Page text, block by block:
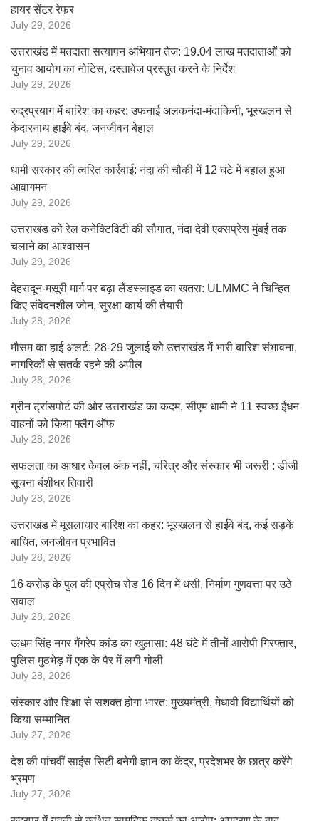
हायर सेंटर रेफर
July 29, 2026
उत्तराखंड में मतदाता सत्यापन अभियान तेज: 19.04 लाख मतदाताओं को
चुनाव आयोग का नोटिस, दस्तावेज प्रस्तुत करने के निर्देश
July 29, 2026
रुद्रप्रयाग में बारिश का कहर: उफनाई अलकनंदा-मंदाकिनी, भूस्खलन से
केदारनाथ हाईवे बंद, जनजीवन बेहाल
July 29, 2026
धामी सरकार की त्वरित कार्रवाई: नंदा की चौकी में 12 घंटे में बहाल हुआ
आवागमन
July 29, 2026
उत्तराखंड को रेल कनेक्टिविटी की सौगात, नंदा देवी एक्सप्रेस मुंबई तक
चलाने का आश्वासन
July 29, 2026
देहरादून-मसूरी मार्ग पर बढ़ा लैंडस्लाइड का खतरा: ULMMC ने चिन्हित
किए संवेदनशील जोन, सुरक्षा कार्य की तैयारी
July 28, 2026
मौसम का हाई अलर्ट: 28-29 जुलाई को उत्तराखंड में भारी बारिश संभावना,
नागरिकों से सतर्क रहने की अपील
July 28, 2026
ग्रीन ट्रांसपोर्ट की ओर उत्तराखंड का कदम, सीएम धामी ने 11 स्वच्छ ईंधन
वाहनों को किया फ्लैग ऑफ
July 28, 2026
सफलता का आधार केवल अंक नहीं, चरित्र और संस्कार भी जरूरी : डीजी
सूचना बंशीधर तिवारी
July 28, 2026
उत्तराखंड में मूसलाधार बारिश का कहर: भूस्खलन से हाईवे बंद, कई सड़कें
बाधित, जनजीवन प्रभावित
July 28, 2026
16 करोड़ के पुल की एप्रोच रोड 16 दिन में धंसी, निर्माण गुणवत्ता पर उठे
सवाल
July 28, 2026
ऊधम सिंह नगर गैंगरेप कांड का खुलासा: 48 घंटे में तीनों आरोपी गिरफ्तार,
पुलिस मुठभेड़ में एक के पैर में लगी गोली
July 28, 2026
संस्कार और शिक्षा से सशक्त होगा भारत: मुख्यमंत्री, मेधावी विद्यार्थियों को
किया सम्मानित
July 27, 2026
देश की पांचवीं साइंस सिटी बनेगी ज्ञान का केंद्र, प्रदेशभर के छात्र करेंगे
भ्रमण
July 27, 2026